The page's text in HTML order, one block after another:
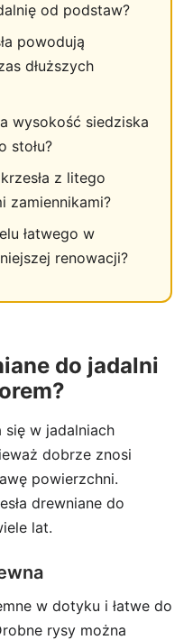
od podstaw?
powodują
dłuższych
wysokość siedziska
stołu?
z litego
zamiennikami?
łatwego w
renowacji?
do jadalni
się w jadalniach
dobrze znosi
powierzchni.
drewniane do
lat.
w dotyku i łatwe do
rysy można